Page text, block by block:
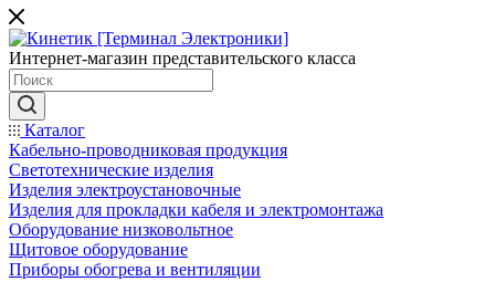
Интернет-магазин представительского класса
Каталог
Кабельно-проводниковая продукция
Светотехнические изделия
Изделия электроустановочные
Изделия для прокладки кабеля и электромонтажа
Оборудование низковольтное
Щитовое оборудование
Приборы обогрева и вентиляции